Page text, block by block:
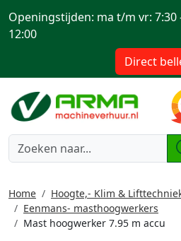
Openingstijden: ma t/m vr: 7:30
12:00
Direct
Home Hoogte,- Klim &
Eenmans- masthoogwerkers
Mast hoogwerker 7.95 m accu